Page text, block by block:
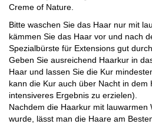
Creme of Nature.
Bitte waschen Sie das Haar nur mit
kämmen Sie das Haar vor und nach
Spezialbürste für Extensions gut durch.
Geben Sie ausreichend Haarkur in
Haar und lassen Sie die Kur
kann die Kur auch über Nacht in dem
intensiveres Ergebnis zu erzielen).
Nachdem die Haarkur mit lauwarmen
wurde, lässt man die Haare am